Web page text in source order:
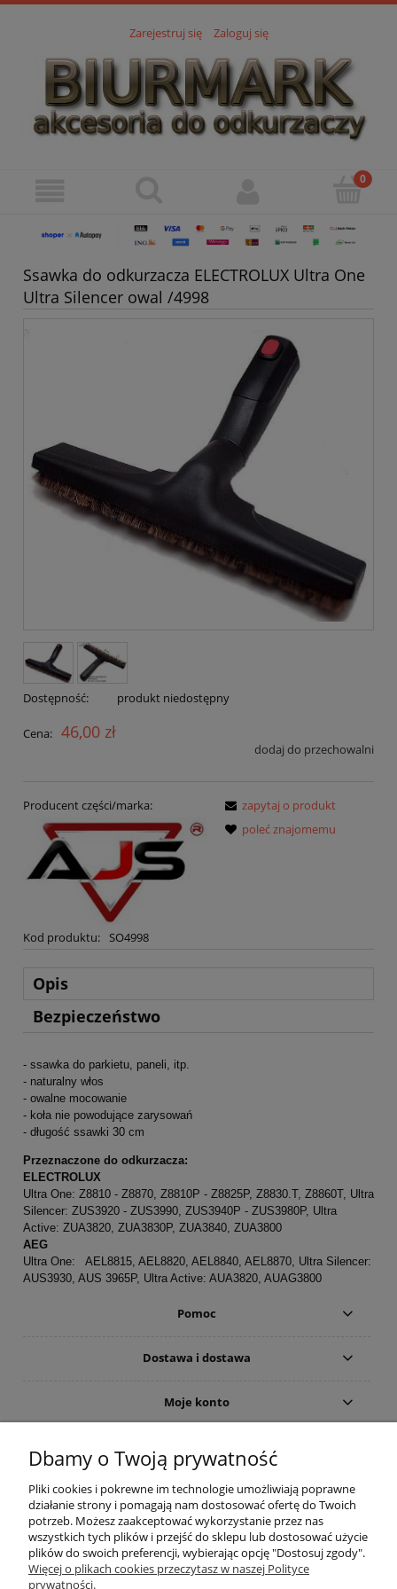
Zarejestruj się Zaloguj się
Ssawka do odkurzacza ELECTROLUX Ultra One
Ultra Silencer owal /4998
Dostępność: produkt niedostępny
Cena: 46,00 zł
dodaj do przechowalni
Producent części/marka:
Kod produktu: SO4998
zapytaj o produkt
poleć znajomemu
Opis
Bezpieczeństwo
- ssawka do parkietu, paneli, itp.
- naturalny włos
- owalne mocowanie
- koła nie powodujące zarysowań
- długość ssawki 30 cm
Przeznaczone do odkurzacza:
ELECTROLUX
Ultra One: Z8810 - Z8870, Z8810P - Z8825P, Z8830.T, Z8860T, Ultra
Silencer: ZUS3920 - ZUS3990, ZUS3940P - ZUS3980P, Ultra
Active: ZUA3820, ZUA3830P, ZUA3840, ZUA3800
AEG
Ultra One: AEL8815, AEL8820, AEL8840, AEL8870, Ultra Silencer:
AUS3930, AUS 3965P, Ultra Active: AUA3820, AUAG3800
Pomoc
Dostawa i dostawa
Moje konto
O firmie
Dbamy o Twoją prywatność
Pliki cookies i pokrewne im technologie umożliwiają poprawne
działanie strony i pomagają nam dostosować ofertę do Twoich
potrzeb. Możesz zaakceptować wykorzystanie przez nas
wszystkich tych plików i przejść do sklepu lub dostosować użycie
plików do swoich preferencji, wybierając opcję "Dostosuj zgody".
Więcej o plikach cookies przeczytasz w naszej Polityce
prywatności.